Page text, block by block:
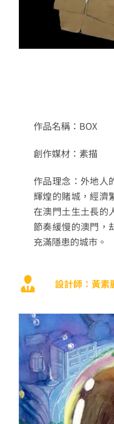
作品名稱：BOX
創作媒材：素描
作品理念：外地人
輝煌的賭城，經濟
在澳門土生土長的
節奏緩慢的澳門，
充滿隱患的城市。
設計師：黃素